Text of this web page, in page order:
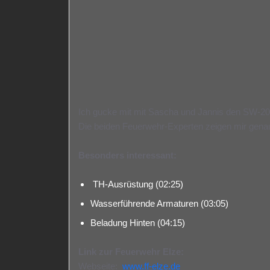
TH-Ausrüstung (02:25)
Wasserführende Armaturen (03:05)
Beladung Hinten (04:15)
www.ff-elze.de